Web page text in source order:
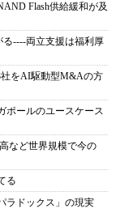
Flash供給緩和が及
る----両立支援は福利厚
をAI駆動型M&Aの方
ポールのユースケース
など世界規模で今の
る
ラドックス」の現実